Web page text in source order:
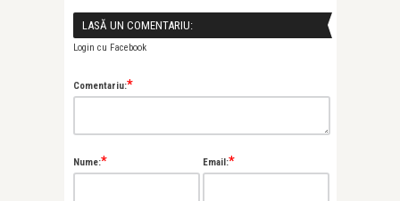
LASĂ UN COMENTARIU:
Login cu Facebook
Comentariu:*
Nume:* Email:*